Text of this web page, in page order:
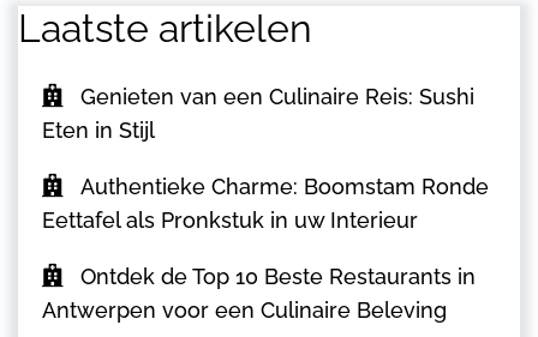
Laatste artikelen
Genieten van een Culinaire Reis: Sushi
Eten in Stijl
Authentieke Charme: Boomstam Ronde
Eettafel als Pronkstuk in uw Interieur
Ontdek de Top 10 Beste Restaurants in
Antwerpen voor een Culinaire Beleving